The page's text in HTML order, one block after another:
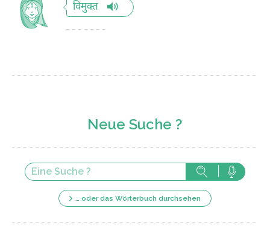
विमुक्त
Neue Suche ?
… oder das Wörterbuch durchsehen